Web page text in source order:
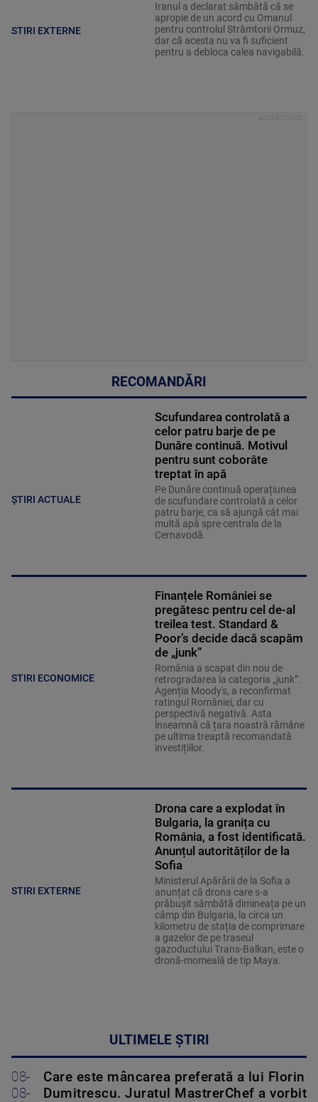
STIRI EXTERNE
Iranul a declarat sâmbătă că se
apropie de un acord cu Omanul
pentru controlul Strâmtorii Ormuz,
dar că acesta nu va fi suficient
pentru a debloca calea navigabilă.
RECOMANDĂRI
ȘTIRI ACTUALE
Scufundarea controlată a
celor patru barje de pe
Dunăre continuă. Motivul
pentru sunt coborâte
treptat în apă
Pe Dunăre continuă operațiunea
de scufundare controlată a celor
patru barje, ca să ajungă cât mai
multă apă spre centrala de la
Cernavodă.
STIRI ECONOMICE
Finanțele României se
pregătesc pentru cel de-al
treilea test. Standard &
Poor’s decide dacă scapăm
de „junk”
România a scapat din nou de
retrogradarea la categoria „junk”.
Agenția Moody's, a reconfirmat
ratingul României, dar cu
perspectivă negativă. Asta
înseamnă că țara noastră rămâne
pe ultima treaptă recomandată
investițiilor.
STIRI EXTERNE
Drona care a explodat în
Bulgaria, la granița cu
România, a fost identificată.
Anunțul autorităților de la
Sofia
Ministerul Apărării de la Sofia a
anunțat că drona care s-a
prăbușit sâmbătă dimineața pe un
câmp din Bulgaria, la circa un
kilometru de stația de comprimare
a gazelor de pe traseul
gazoductului Trans-Balkan, este o
dronă-momeală de tip Maya.
ULTIMELE ȘTIRI
08-
08-
Care este mâncarea preferată a lui Florin
Dumitrescu. Juratul MastrerChef a vorbit